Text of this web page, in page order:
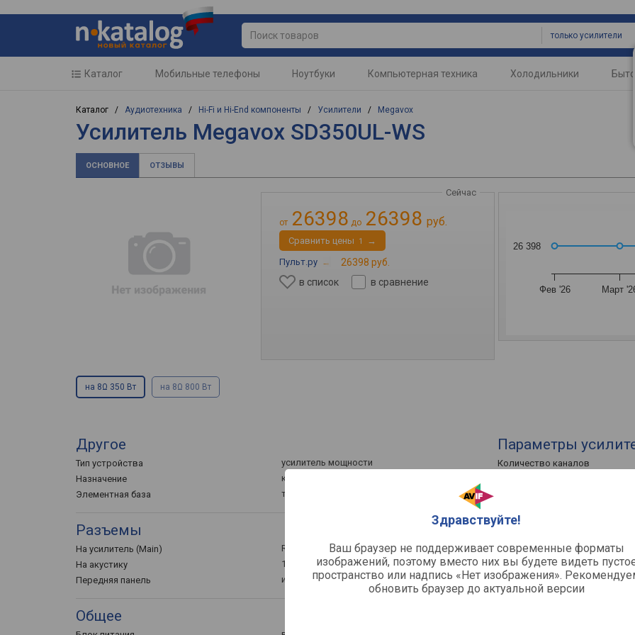
только усилители
Здравствуйте!
Ваш браузер не поддерживает современные форматы
изображений, поэтому вместо них вы будете видеть
пространство или надпись «Нет изображения».
обновить браузер до актуальной версии
Каталог Мобильные телефоны Ноутбуки Компьютерная техника Холодильники
Каталог / Аудиотехника / Hi-Fi и Hi-End компоненты / Усилители / Megavox
Усилитель Megavox SD350UL-WS
ОСНОВНОЕ ОТЗЫВЫ
от 26398 до 26398 руб.
Сейчас
Cравнить цены 1
→
Пульт.ру →
26398 руб.
в список
в сравнение
Фев '26 Март
26 398
на 8Ω 350 Вт на 8Ω 800 Вт
Другое
Тип устройства
усилитель мощности
Назначение
концертный / информационный
Элементная база
транзисторный
Разъемы
На усилитель (Main)
RCA
На акустику
1 шт
Передняя панель
индикаторы
Общее
Параметры
Количество каналов
Мощность на канал (100/70 В)
Функции и
Регулировки
Дополнительно